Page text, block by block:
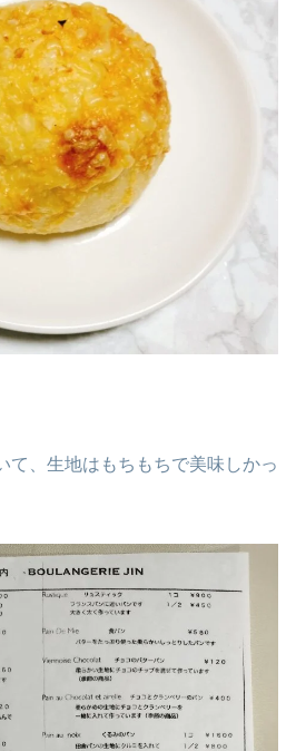
て、生地はもちもちで美味しかっ